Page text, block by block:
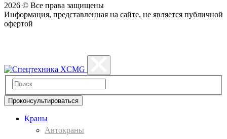
2026 © Все права защищены
Информация, представленная на сайте, не является публичной
офертой
Проконсультироваться
Краны
Автокраны